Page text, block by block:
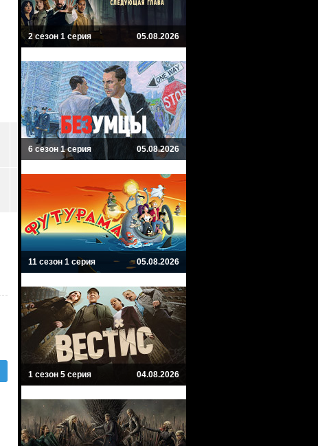
2 сезон 1 серия 05.08.2026
6 сезон 1 серия 05.08.2026
11 сезон 1 серия 05.08.2026
1 сезон 5 серия 04.08.2026